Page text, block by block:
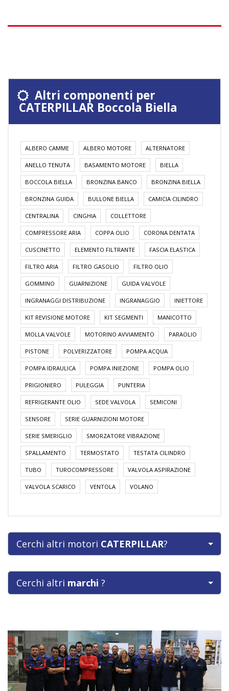
Altri componenti per
CATERPILLAR Boccola Biella
ALBERO CAMME ALBERO MOTORE ALTERNATORE
ANELLO TENUTA BASAMENTO MOTORE BIELLA
BOCCOLA BIELLA BRONZINA BANCO BRONZINA BIELLA
BRONZINA GUIDA BULLONE BIELLA CAMICIA CILINDRO
CENTRALINA CINGHIA COLLETTORE
COMPRESSORE ARIA COPPA OLIO CORONA DENTATA
CUSCINETTO ELEMENTO FILTRANTE FASCIA ELASTICA
FILTRO ARIA FILTRO GASOLIO FILTRO OLIO
GOMMINO GUARNIZIONE GUIDA VALVOLE
INGRANAGGI DISTRIBUZIONE INGRANAGGIO INIETTORE
KIT REVISIONE MOTORE KIT SEGMENTI MANICOTTO
MOLLA VALVOLE MOTORINO AVVIAMENTO PARAOLIO
PISTONE POLVERIZZATORE POMPA ACQUA
POMPA IDRAULICA POMPA INIEZIONE POMPA OLIO
PRIGIONIERO PULEGGIA PUNTERIA
REFRIGERANTE OLIO SEDE VALVOLA SEMICONI
SENSORE SERIE GUARNIZIONI MOTORE
SERIE SMERIGLIO SMORZATORE VIBRAZIONE
SPALLAMENTO TERMOSTATO TESTATA CILINDRO
TUBO TUROCOMPRESSORE VALVOLA ASPIRAZIONE
VALVOLA SCARICO VENTOLA VOLANO
Cerchi altri motori CATERPILLAR?
Cerchi altri marchi ?